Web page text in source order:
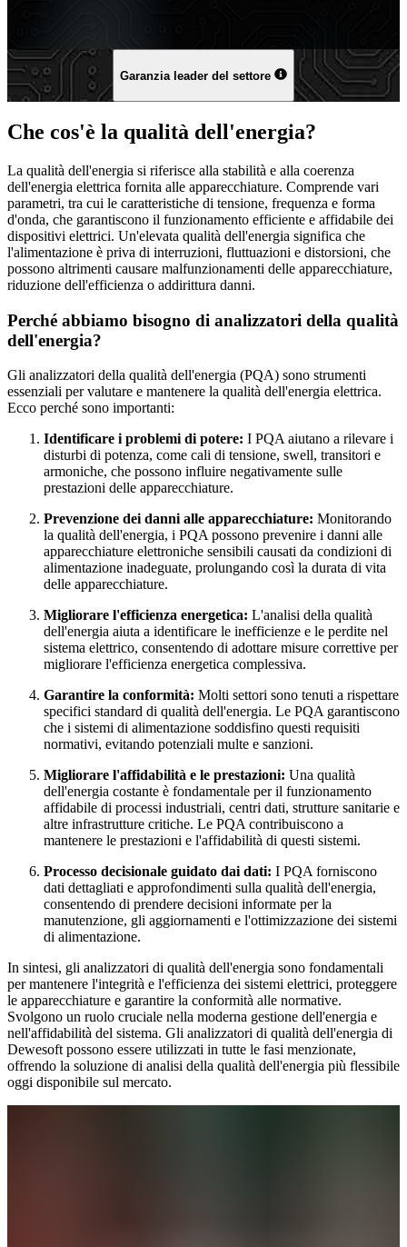
Garanzia leader del settore
Che cos'è la qualità dell'energia?
La qualità dell'energia si riferisce alla stabilità e alla coerenza
dell'energia elettrica fornita alle apparecchiature. Comprende vari
parametri, tra cui le caratteristiche di tensione, frequenza e forma
d'onda, che garantiscono il funzionamento efficiente e affidabile dei
dispositivi elettrici. Un'elevata qualità dell'energia significa che
l'alimentazione è priva di interruzioni, fluttuazioni e distorsioni, che
possono altrimenti causare malfunzionamenti delle apparecchiature,
riduzione dell'efficienza o addirittura danni.
Perché abbiamo bisogno di analizzatori della qualità
dell'energia?
Gli analizzatori della qualità dell'energia (PQA) sono strumenti
essenziali per valutare e mantenere la qualità dell'energia elettrica.
Ecco perché sono importanti:
Identificare i problemi di potere: I PQA aiutano a rilevare i
disturbi di potenza, come cali di tensione, swell, transitori e
armoniche, che possono influire negativamente sulle
prestazioni delle apparecchiature.
Prevenzione dei danni alle apparecchiature: Monitorando
la qualità dell'energia, i PQA possono prevenire i danni alle
apparecchiature elettroniche sensibili causati da condizioni di
alimentazione inadeguate, prolungando così la durata di vita
delle apparecchiature.
Migliorare l'efficienza energetica: L'analisi della qualità
dell'energia aiuta a identificare le inefficienze e le perdite nel
sistema elettrico, consentendo di adottare misure correttive per
migliorare l'efficienza energetica complessiva.
Garantire la conformità: Molti settori sono tenuti a rispettare
specifici standard di qualità dell'energia. Le PQA garantiscono
che i sistemi di alimentazione soddisfino questi requisiti
normativi, evitando potenziali multe e sanzioni.
Migliorare l'affidabilità e le prestazioni: Una qualità
dell'energia costante è fondamentale per il funzionamento
affidabile di processi industriali, centri dati, strutture sanitarie e
altre infrastrutture critiche. Le PQA contribuiscono a
mantenere le prestazioni e l'affidabilità di questi sistemi.
Processo decisionale guidato dai dati: I PQA forniscono
dati dettagliati e approfondimenti sulla qualità dell'energia,
consentendo di prendere decisioni informate per la
manutenzione, gli aggiornamenti e l'ottimizzazione dei sistemi
di alimentazione.
In sintesi, gli analizzatori di qualità dell'energia sono fondamentali
per mantenere l'integrità e l'efficienza dei sistemi elettrici, proteggere
le apparecchiature e garantire la conformità alle normative.
Svolgono un ruolo cruciale nella moderna gestione dell'energia e
nell'affidabilità del sistema. Gli analizzatori di qualità dell'energia di
Dewesoft possono essere utilizzati in tutte le fasi menzionate,
offrendo la soluzione di analisi della qualità dell'energia più flessibile
oggi disponibile sul mercato.